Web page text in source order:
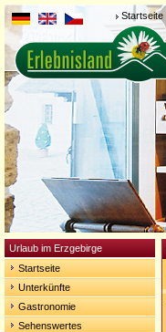
Startseite
Urlaub im Erzgebirge
Startseite
Unterkünfte
Gastronomie
Sehenswertes